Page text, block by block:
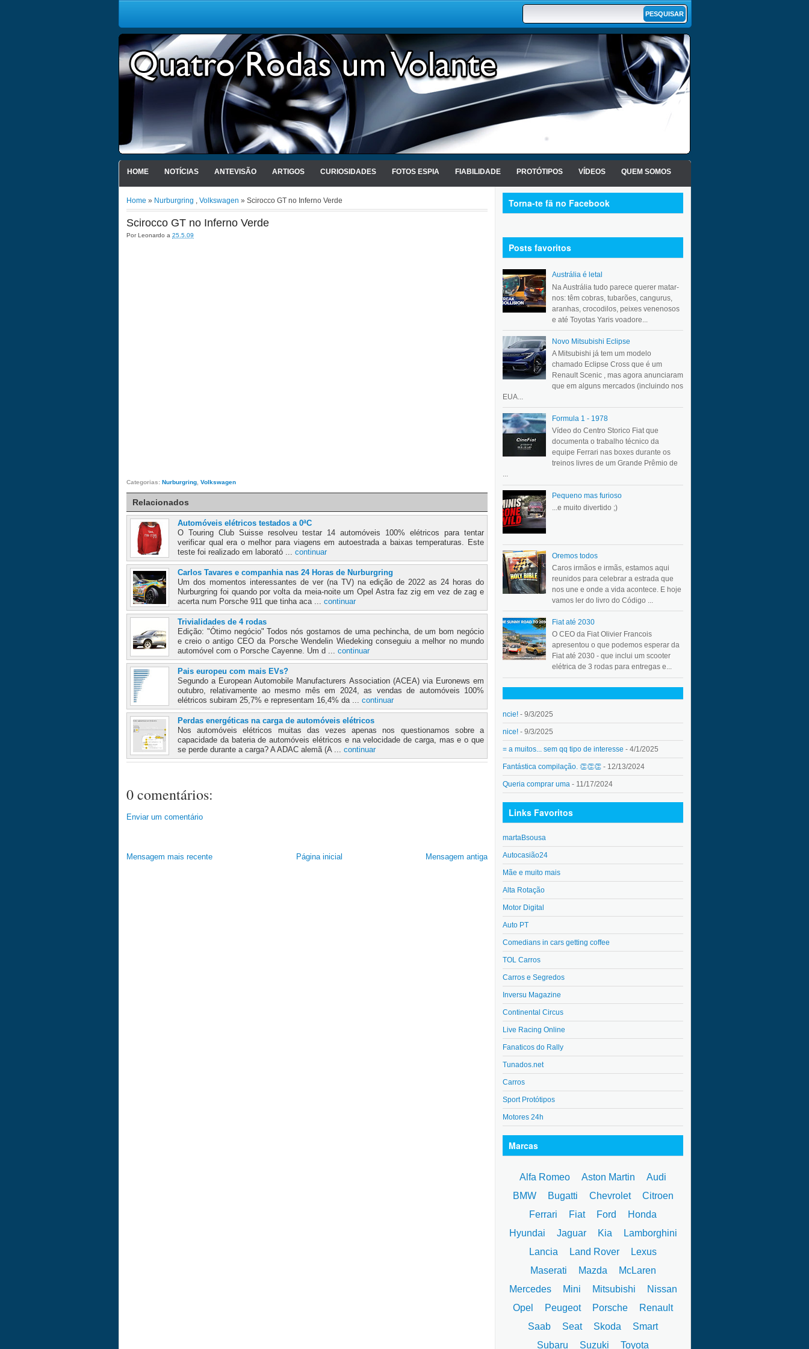
HOME NOTÍCIAS ANTEVISÃO ARTIGOS CURIOSIDADES FOTOS ESPIA FIABILIDADE PROTÓTIPOS VÍDEOS QUEM SOMOS
Home » Nurburgring , Volkswagen » Scirocco GT no Inferno Verde
Scirocco GT no Inferno Verde
PorLeonardo a 25.5.09
Categorias: Nurburgring Volkswagen
Relacionados
Automóveis elétricos testados a 0ªC
O Touring Club Suisse resolveu testar 14 automóveis 100% elétricos para tentar
verificar qual era o melhor para viagens em autoestrada a baixas temperaturas. Este
teste foi realizado em laborató ... continuar
Carlos Tavares e companhia nas 24 Horas de Nurburgring
Um dos momentos interessantes de ver (na TV) na edição de 2022 as 24 horas do
Nurburgring foi quando por volta da meia-noite um Opel Astra faz zig em vez de zag e
acerta num Porsche 911 que tinha aca ... continuar
Trivialidades de 4 rodas
Edição: "Ótimo negócio" Todos nós gostamos de uma pechincha, de um bom negócio
e creio o antigo CEO da Porsche Wendelin Wiedeking conseguiu a melhor no mundo
automóvel com o Porsche Cayenne. Um d ... continuar
Pais europeu com mais EVs?
Segundo a European Automobile Manufacturers Association (ACEA) via Euronews em
outubro, relativamente ao mesmo mês em 2024, as vendas de automóveis 100%
elétricos subiram 25,7% e representam 16,4% da ... continuar
Perdas energéticas na carga de automóveis elétricos
Nos automóveis elétricos muitas das vezes apenas nos questionamos sobre a
capacidade da bateria de automóveis elétricos e na velocidade de carga, mas e o que
se perde durante a carga? A ADAC alemã (A ... continuar
0 comentários:
Enviar um comentário
Mensagem mais recente Mensagem antiga
Página inicial
Torna-te fã no Facebook
Posts favoritos
Austrália é letal
Na Austrália tudo parece querer matar-
nos: têm cobras, tubarões, cangurus,
aranhas, crocodilos, peixes venenosos
e até Toyotas Yaris voadore...
Novo Mitsubishi Eclipse
A Mitsubishi já tem um modelo
chamado Eclipse Cross que é um
Renault Scenic , mas agora anunciaram
que em alguns mercados (incluindo nos
EUA...
Formula 1 - 1978
Vídeo do Centro Storico Fiat que
documenta o trabalho técnico da
equipe Ferrari nas boxes durante os
treinos livres de um Grande Prêmio de
...
Pequeno mas furioso
...e muito divertido ;)
Oremos todos
Caros irmãos e irmãs, estamos aqui
reunidos para celebrar a estrada que
nos une e onde a vida acontece. E hoje
vamos ler do livro do Código ...
Fiat até 2030
O CEO da Fiat Olivier Francois
apresentou o que podemos esperar da
Fiat até 2030 - que inclui um scooter
elétrica de 3 rodas para entregas e...
ncie! - 9/3/2025
nice! - 9/3/2025
= a muitos... sem qq tipo de interesse - 4/1/2025
Fantástica compilação. 👏👏👏 - 12/13/2024
Queria comprar uma - 11/17/2024
Links Favoritos
martaBsousa
Autocasião24
Mãe e muito mais
Alta Rotação
Motor Digital
Auto PT
Comedians in cars getting coffee
TOL Carros
Carros e Segredos
Inversu Magazine
Continental Circus
Live Racing Online
Fanaticos do Rally
Tunados.net
Carros
Sport Protótipos
Motores 24h
Marcas
Alfa Romeo Aston Martin
Audi
BMW
Bugatti Chevrolet
Citroen
Ferrari
Fiat Ford
Honda
Hyundai
Jaguar Kia
Lamborghini
Lancia
Land Rover
Lexus
Maserati
Mazda
McLaren
Mercedes
Mini Mitsubishi
Nissan
Opel
Peugeot Porsche
Renault
Saab
Seat Skoda
Smart
Subaru
Suzuki Toyota